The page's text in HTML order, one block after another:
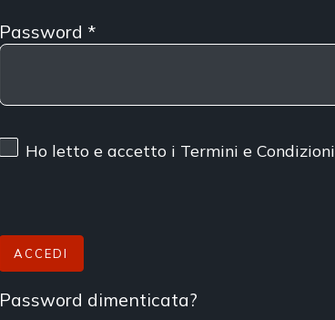
Password *
Ho letto e accetto i Termini e Condizioni
ACCEDI
Password dimenticata?